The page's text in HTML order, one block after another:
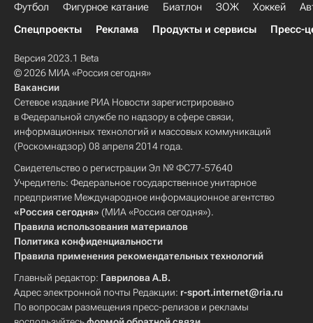
Футбол Фигурное катание Биатлон ЗОЖ Хоккей
Спецпроекты
Реклама Продукты и сервисы Пресс-
Версия 2023.1 Beta
© 2026 МИА «Россия сегодня»
Вакансии
Сетевое издание РИА Новости зарегистрировано
в Федеральной службе по надзору в сфере связи,
информационных технологий и массовых коммуникаций
(Роскомнадзор) 08 апреля 2014 года.
Свидетельство о регистрации Эл № ФС77-57640
Учредитель: Федеральное государственное унитарное
предприятие Международное информационное агентство
«Россия сегодня» (МИА «Россия сегодня»).
Правила использования материалов
Политика конфиденциальности
Правила применения рекомендательных технологий
Главный редактор: Гаврилова А.В.
Адрес электронной почты Редакции: r-sport.internet@ria.ru
По вопросам размещения пресс-релизов и рекламы